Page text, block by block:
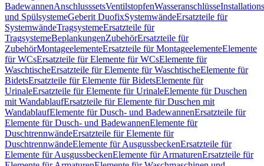
BadewannenAnschlusssetsVentilstopfenWasseranschlüsse
und SpülsystemeGeberit DuofixSystemwändeErsatzteile für
SystemwändeTragsystemeErsatzteile für
TragsystemeBeplankungenZubehörErsatzteile für
ZubehörMontageelementeErsatzteile für MontageelementeElemente
für WCsErsatzteile für Elemente für WCsElemente für
WaschtischeErsatzteile für Elemente für WaschtischeElemente für
BidetsErsatzteile für Elemente für BidetsElemente für
UrinaleErsatzteile für Elemente für UrinaleElemente für Duschen
mit WandablaufErsatzteile für Elemente für Duschen mit
WandablaufElemente für Dusch- und BadewannenErsatzteile für
Elemente für Dusch- und BadewannenElemente für
DuschtrennwändeErsatzteile für Elemente für
DuschtrennwändeElemente für AusgussbeckenErsatzteile für
Elemente für AusgussbeckenElemente für ArmaturenErsatzteile für